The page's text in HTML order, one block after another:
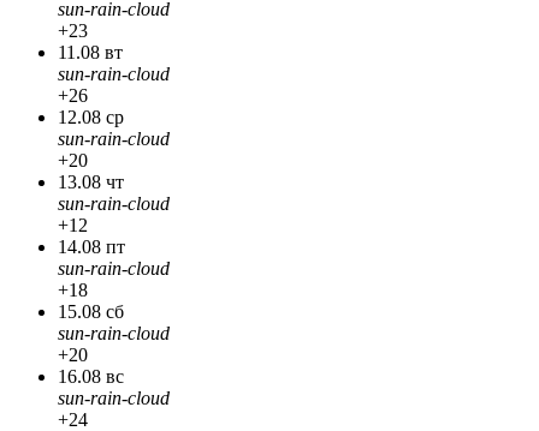
sun-rain-cloud
+23
11.08 вт
sun-rain-cloud
+26
12.08 ср
sun-rain-cloud
+20
13.08 чт
sun-rain-cloud
+12
14.08 пт
sun-rain-cloud
+18
15.08 сб
sun-rain-cloud
+20
16.08 вс
sun-rain-cloud
+24